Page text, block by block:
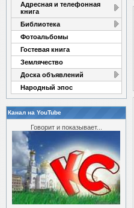
Адресная и телефонная
книга
Библиотека
Фотоальбомы
Гостевая книга
Землячество
Доска объявлений
Народный эпос
Канал на YouTube
Говорит и показывает...